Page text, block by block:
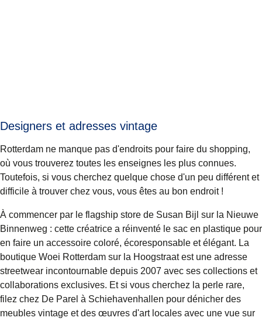
Designers et adresses vintage
Rotterdam ne manque pas d'endroits pour faire du shopping,
où vous trouverez toutes les enseignes les plus connues.
Toutefois, si vous cherchez quelque chose d'un peu différent et
difficile à trouver chez vous, vous êtes au bon endroit !
À commencer par le flagship store de Susan Bijl sur la Nieuwe
Binnenweg : cette créatrice a réinventé le sac en plastique pour
en faire un accessoire coloré, écoresponsable et élégant. La
boutique Woei Rotterdam sur la Hoogstraat est une adresse
streetwear incontournable depuis 2007 avec ses collections et
collaborations exclusives. Et si vous cherchez la perle rare,
filez chez De Parel à Schiehavenhallen pour dénicher des
meubles vintage et des œuvres d'art locales avec une vue sur